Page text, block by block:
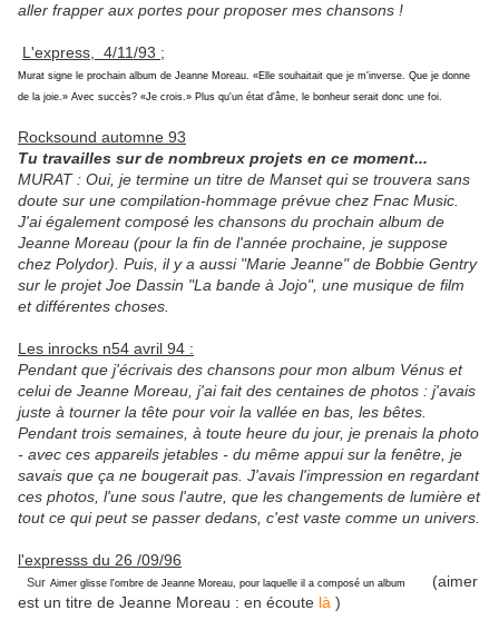
aller frapper aux portes pour proposer mes chansons !
L'express, 4/11/93 ;
Murat signe le prochain album de Jeanne Moreau. «Elle souhaitait que je m'inverse. Que je donne
de la joie.» Avec succès? «Je crois.» Plus qu'un état d'âme, le bonheur serait donc une foi.
Rocksound automne 93
Tu travailles sur de nombreux projets en ce moment...
MURAT : Oui, je termine un titre de Manset qui se trouvera sans
doute sur une compilation-hommage prévue chez Fnac Music.
J'ai également composé les chansons du prochain album de
Jeanne Moreau (pour la fin de l'année prochaine, je suppose
chez Polydor). Puis, il y a aussi "Marie Jeanne" de Bobbie Gentry
sur le projet Joe Dassin "La bande à Jojo", une musique de film
et différentes choses.
Les inrocks n54 avril 94 :
Pendant que j'écrivais des chansons pour mon album Vénus et
celui de Jeanne Moreau, j'ai fait des centaines de photos : j'avais
juste à tourner la tête pour voir la vallée en bas, les bêtes.
Pendant trois semaines, à toute heure du jour, je prenais la photo
- avec ces appareils jetables - du même appui sur la fenêtre, je
savais que ça ne bougerait pas. J'avais l'impression en regardant
ces photos, l'une sous l'autre, que les changements de lumière et
tout ce qui peut se passer dedans, c'est vaste comme un univers.
l'expresss du 26 /09/96
Sur Aimer glisse l'ombre de Jeanne Moreau, pour laquelle il a composé un album
(aimer
est un titre de Jeanne Moreau : en écoute là )